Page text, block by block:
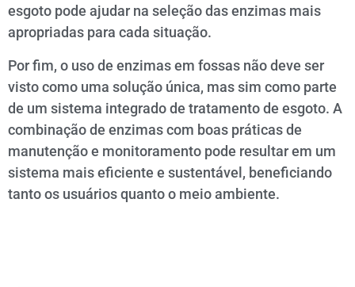
esgoto pode ajudar na seleção das enzimas mais
apropriadas para cada situação.
Por fim, o uso de enzimas em fossas não deve ser
visto como uma solução única, mas sim como parte
de um sistema integrado de tratamento de esgoto. A
combinação de enzimas com boas práticas de
manutenção e monitoramento pode resultar em um
sistema mais eficiente e sustentável, beneficiando
tanto os usuários quanto o meio ambiente.